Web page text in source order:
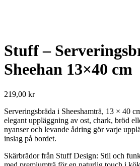
Stuff –
Sheehan 13×40 cm
219,00 kr
Serveringsbräda i Sheeshamträ, 13 × 40
elegant uppläggning av ost, chark, bröd
nyanser och levande ådring gör varje
inslag på bordet.
Skärbrädor från Stuff Design: Stil och